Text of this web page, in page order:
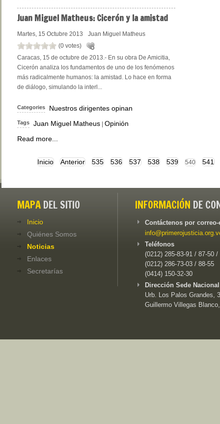
Juan Miguel Matheus: Cicerón y la amistad
Martes, 15 Octubre 2013
Juan Miguel Matheus
(0 votes)
Caracas, 15 de octubre de 2013.- En su obra De Amicitia,
Cicerón analiza los fundamentos de uno de los fenómenos
más radicalmente humanos: la amistad. Lo hace en forma
de diálogo, simulando la interl...
Categories Nuestros dirigentes opinan
Tags Juan Miguel Matheus Opinión
Read more...
Inicio Anterior 535 536 537 538 539 540 541
MAPA DEL SITIO
Inicio
Quiénes Somos
Noticias
Enlaces
Secretarías
INFORMACIÓN DE
Contáctenos por
Teléfonos
(0212) 285-83-91 / 87-50 /
(0212) 286-73-03 / 88-55
(0414) 150-32-30
Dirección Sede
Urb. Los Palos Grandes,
Guillermo Villegas